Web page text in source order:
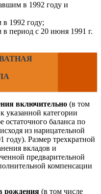
в 1992 году и
1992 году;
период с 20 июня 1991 г.
включительно (в том
указанной категории
баланса по
из нарицательной
году). Размер трехкратной
вкладов и
предварительной
компенсации
рождения (в том числе